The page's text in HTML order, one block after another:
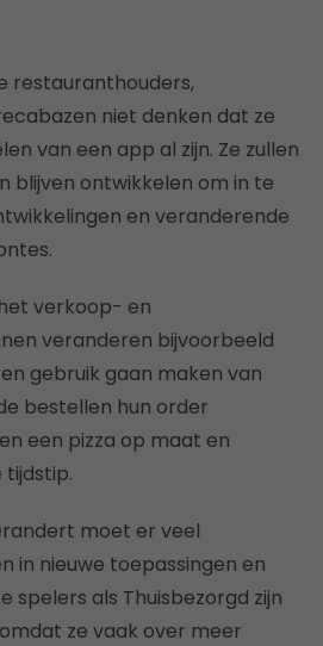
restauranthouders,
niet denken dat ze
van een app al zijn. Ze zullen
blijven ontwikkelen om in te
en veranderende
verkoop- en
veranderen bijvoorbeeld
gebruik gaan maken van
bestellen hun order
een pizza op maat en
tijdstip.
moet er veel
in nieuwe toepassingen en
spelers als Thuisbezorgd zijn
ze vaak over meer